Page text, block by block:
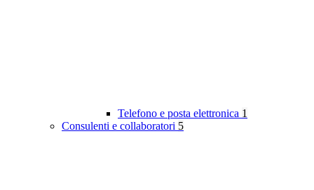
Telefono e posta elettronica 1
Consulenti e collaboratori 5